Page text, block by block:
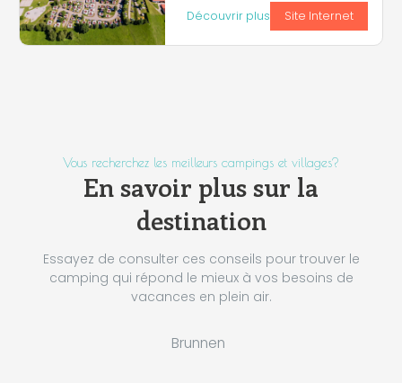
Découvrir plus Site Internet
Vous recherchez les meilleurs campings et villages?
En savoir plus sur la
destination
Essayez de consulter ces conseils pour trouver le
camping qui répond le mieux à vos besoins de
vacances en plein air.
Brunnen